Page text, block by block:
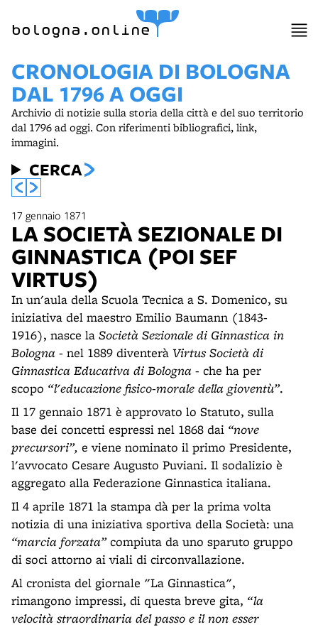
bologna.online
CRONOLOGIA DI BOLOGNA
DAL 1796 A OGGI
Archivio di notizie sulla storia della città e del suo territorio
dal 1796 ad oggi. Con riferimenti bibliografici, link,
immagini.
CERCA
17 gennaio 1871
LA SOCIETÀ SEZIONALE DI
GINNASTICA (POI SEF
VIRTUS)
In un'aula della Scuola Tecnica a S. Domenico, su
iniziativa del maestro Emilio Baumann (1843-
1916), nasce la Società Sezionale di Ginnastica in
Bologna - nel 1889 diventerà Virtus Società di
Ginnastica Educativa di Bologna - che ha per
scopo “l'educazione fisico-morale della gioventù”.
Il 17 gennaio 1871 è approvato lo Statuto, sulla
base dei concetti espressi nel 1868 dai “nove
precursori”, e viene nominato il primo Presidente,
l'avvocato Cesare Augusto Puviani. Il sodalizio è
aggregato alla Federazione Ginnastica italiana.
Il 4 aprile 1871 la stampa dà per la prima volta
notizia di una iniziativa sportiva della Società: una
“marcia forzata”compiuta da uno sparuto gruppo
di soci attorno ai viali di circonvallazione.
Al cronista del giornale "La Ginnastica",
rimangono impressi, di questa breve gita, “la
velocità straordinaria del passo e il non esser